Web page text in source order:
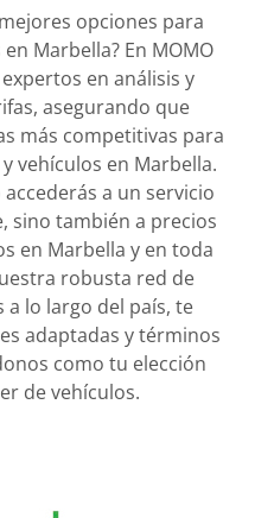
opciones para
Marbella? En MOMO
expertos en análisis y
asegurando que
más competitivas para
vehículos en Marbella.
a un servicio
sino también a precios
en Marbella y en toda
robusta red de
lo largo del país, te
adaptadas y términos
como tu elección
de vehículos.